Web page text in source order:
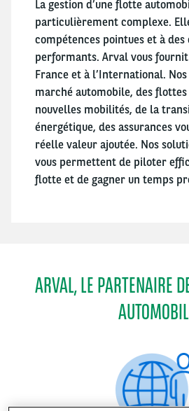
La gestion d’une flotte
particulièrement complexe.
compétences pointues et à
performants. Arval vous fournit
France et à l’International.
marché automobile, des flottes
nouvelles mobilités, de la
énergétique, des assurances
réelle valeur ajoutée. Nos
vous permettent de piloter
flotte et de gagner un temps
ARVAL, LE PARTENAIRE
CONDUCTEURS